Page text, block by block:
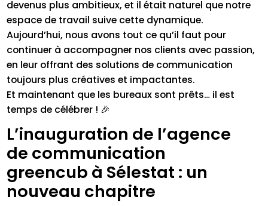
devenus plus ambitieux, et il était naturel que notre
espace de travail suive cette dynamique.
Aujourd’hui, nous avons tout ce qu’il faut pour
continuer à accompagner nos clients avec passion,
en leur offrant des solutions de communication
toujours plus créatives et impactantes.
Et maintenant que les bureaux sont prêts… il est
temps de célébrer ! 🎉
L’inauguration de l’agence
de communication
greencub à Sélestat : un
nouveau chapitre